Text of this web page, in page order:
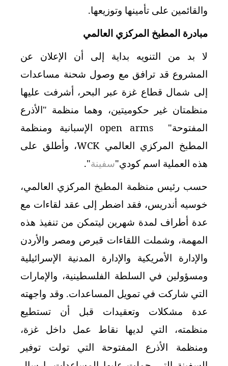
والقائمين على تأمينها وتوزيعها.
مبادرة المطبخ المركزي العالمي
لا بد من التنويه بداية إلى أن الإعلان عن
المشروع قد ترافق مع وصول شحنة مساعدات
إلى شمال قطاع غزة عبر البحر، أشرفت عليها
منظمتان غير حكوميتين، وهما منظمة "الأذرع
المفتوحة"
open arms الإسبانية ومنظمة
المطبخ المركزي العالميWCK، وأطلق على
هذه العملية اسم كودي"سفينة".
حسب رئيس منظمة المطبخ المركزي العالمي،
خوسيه أندريس، فقد اضطر إلى عقد لقاءات مع
عدة أطراف لمدة شهرين ليتمكن من تنفيذ هذه
المهمة، وشملت اللقاءات قبرص ومصر والأردن
والإدارة الأمريكية والإدارة المدنية الإسرائيلية
ومسؤولين في السلطة الفلسطينية، والإمارات
التي شاركت في تمويل المساعدات. وقد واجهته
عدة مشكلات وتعقيدات قبل أن تستطيع
منظمته، التي لديها نقاط عمل داخل غزة،
ومنظمة الأذرع المفتوحة التي تولت توفير